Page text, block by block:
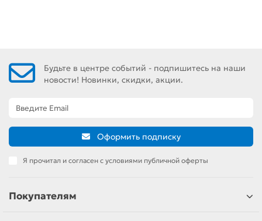
Будьте в центре событий - подпишитесь на наши
новости! Новинки, скидки, акции.
Оформить подписку
Я прочитал и согласен с условиями публичной оферты
Покупателям